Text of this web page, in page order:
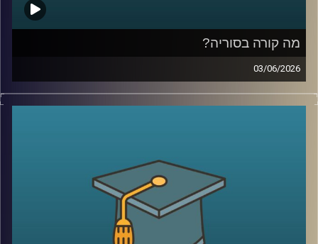
אירועים עולמיים? והאם יכול להיות שפלטפורמות כאלה כבר
לא רק מנבאות את המציאות, אלא גם מתחילות לעצב אותה?
כדי להבין את העולם הזה, נמצא איתנו היום פרופ’ צחי חייט
מאוניברסיטת רייכמן, שחוקר חוכמת המונים, רשתות חברתיות
ואמינות מידע, ואחד החוקרים הבולטים בישראל בתחום שווקי
החיזוי
מה קורה בסוריה?
03/06/2026
מה בעצם קורה היום בסוריה?
מי שולט שם? מי נלחם במי? איך טורקיה הפכה לשחקן כל כך
נדמה שאחרי יותר מעשור של מלחמה, רוב הישראלים כבר
איבדו את היכולת להבין את התמונה.
אז היום ננסה לעשות סדר ולהבין איך נראה המזרח התיכון
החדש שנבנה ממש מעבר לגבול שלנו.